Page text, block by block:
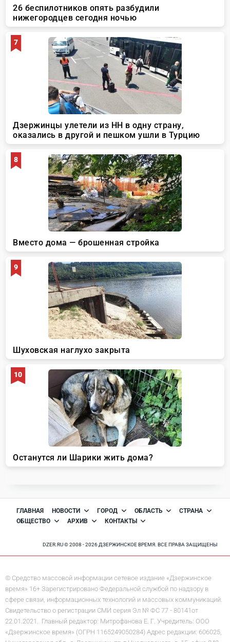
ГЛАВНАЯ НОВОСТИ ГОРОД ОБЛАСТЬ
СТРАНА
ОБЩЕСТВО
АРХИВ КОНТАКТЫ
DZER.RU © 2008 - 2026 ДЗЕРЖИНСКОЕ ВРЕМЯ. ВСЕ ПРАВА ЗАЩИЩЕНЫ
© Средство массовой информации сетевое издание «Дзержинское
время» 16+ Зарегистрировано Федеральной службой по надзору в
сфере связи, информационных технологий и массовых коммуникаций.
Свидетельство о регистрации СМИ серия Эл № ФС 77 - 80141от
22.01.2021. Главный редактор: Митрофанова Е. Г. Учредитель: ООО
«Дзержинское время» (ОГРН 1165249050284) Адрес редакции: 606025,